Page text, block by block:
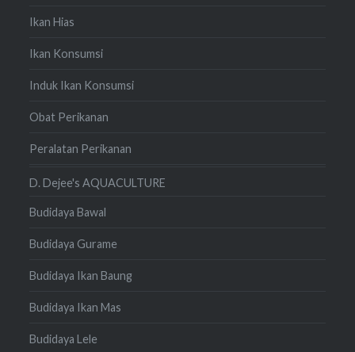
Ikan Hias
Ikan Konsumsi
Induk Ikan Konsumsi
Obat Perikanan
Peralatan Perikanan
D. Dejee's AQUACULTURE
Budidaya Bawal
Budidaya Gurame
Budidaya Ikan Baung
Budidaya Ikan Mas
Budidaya Lele